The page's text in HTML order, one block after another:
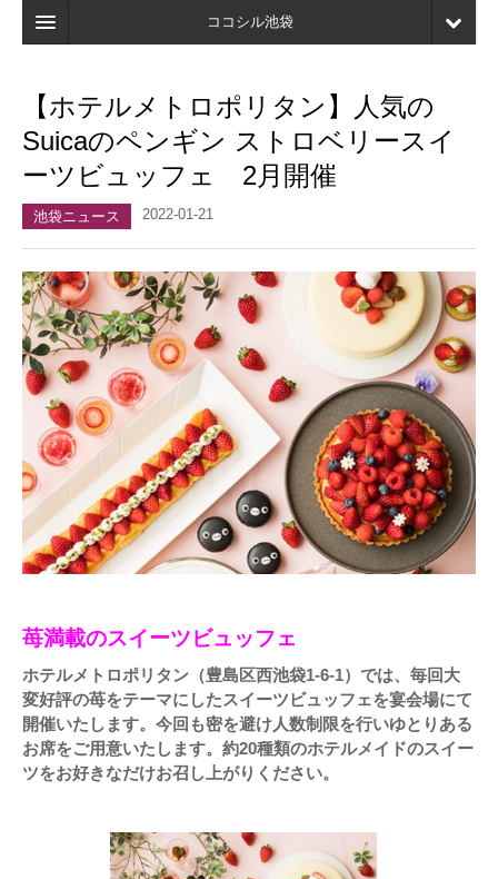
ココシル池袋
検索
店舗・施設最新情報
口コミ
マイページ
ブックマーク
【ホテルメトロポリタン】人気の
Suicaのペンギン ストロベリースイ
ーツビュッフェ 2月開催
池袋ニュース 2022-01-21
苺満載のスイーツビュッフェ
ホテルメトロポリタン（豊島区西池袋1-6-1）では、毎回大
変好評の苺をテーマにしたスイーツビュッフェを宴会場にて
開催いたします。今回も密を避け人数制限を行いゆとりある
お席をご用意いたします。約20種類のホテルメイドのスイー
ツをお好きなだけお召し上がりください。